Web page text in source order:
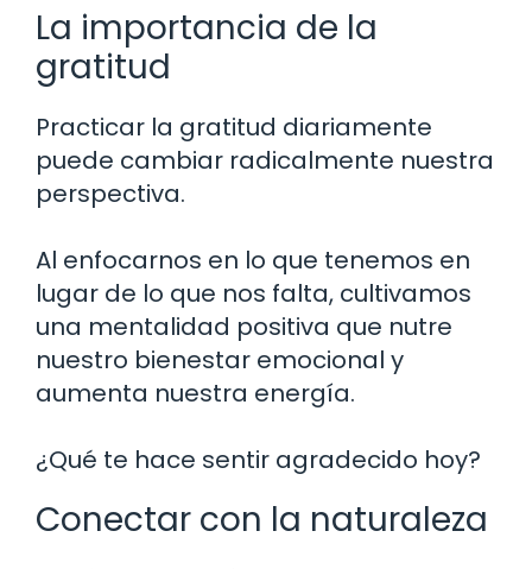
La importancia de la
gratitud
Practicar la gratitud diariamente
puede cambiar radicalmente nuestra
perspectiva.
Al enfocarnos en lo que tenemos en
lugar de lo que nos falta, cultivamos
una mentalidad positiva que nutre
nuestro bienestar emocional y
aumenta nuestra energía.
¿Qué te hace sentir agradecido hoy?
Conectar con la naturaleza